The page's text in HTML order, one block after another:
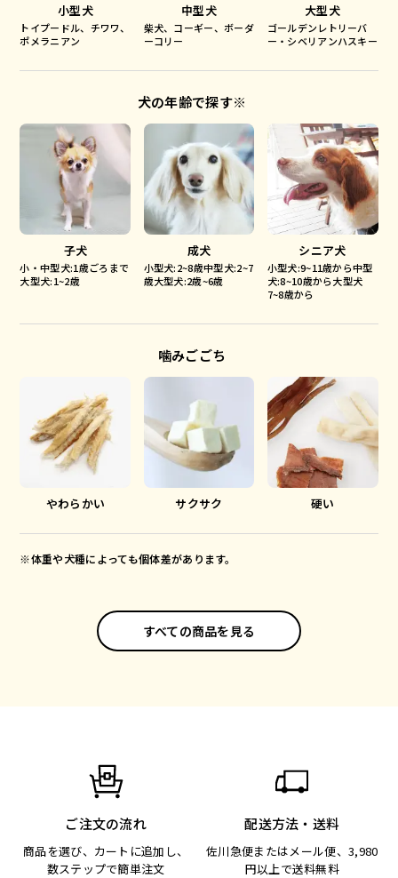
小型犬
トイプードル、チワワ、
ポメラニアン
中型犬
柴犬、コーギー、ボーダ
ーコリー
大型犬
ゴールデンレトリーバ
ー・シベリアンハスキー
犬の年齢で探す※
子犬
小・中型犬:1歳ごろまで
大型犬:1~2歳
成犬
小型犬:2~8歳中型犬:2~7
歳大型犬:2歳~6歳
シニア犬
小型犬:9~11歳から中型
犬:8~10歳から大型犬
7~8歳から
噛みごごち
やわらかい サクサク 硬い
※体重や犬種によっても個体差があります。
すべての商品を見る
ご注文の流れ
商品を選び、カートに追加し、
数ステップで簡単注文
配送方法・送料
佐川急便またはメール便、3,980
円以上で送料無料